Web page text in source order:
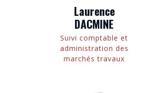
Laurence
DACMINE
Suivi comptable et
administration des
marchés travaux